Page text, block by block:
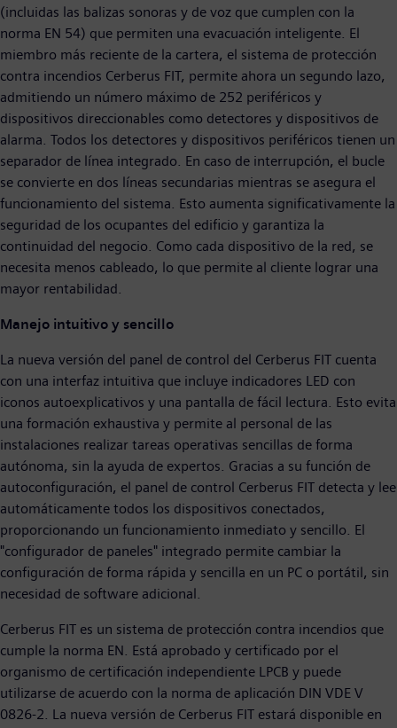
(incluidas las balizas sonoras y de voz que cumplen con la
norma EN 54) que permiten una evacuación inteligente. El
miembro más reciente de la cartera, el sistema de protección
contra incendios Cerberus FIT, permite ahora un segundo lazo,
admitiendo un número máximo de 252 periféricos y
dispositivos direccionables como detectores y dispositivos de
alarma. Todos los detectores y dispositivos periféricos tienen un
separador de línea integrado. En caso de interrupción, el bucle
se convierte en dos líneas secundarias mientras se asegura el
funcionamiento del sistema. Esto aumenta significativamente la
seguridad de los ocupantes del edificio y garantiza la
continuidad del negocio. Como cada dispositivo de la red, se
necesita menos cableado, lo que permite al cliente lograr una
mayor rentabilidad.
Manejo intuitivo y sencillo
La nueva versión del panel de control del Cerberus FIT cuenta
con una interfaz intuitiva que incluye indicadores LED con
iconos autoexplicativos y una pantalla de fácil lectura. Esto evita
una formación exhaustiva y permite al personal de las
instalaciones realizar tareas operativas sencillas de forma
autónoma, sin la ayuda de expertos. Gracias a su función de
autoconfiguración, el panel de control Cerberus FIT detecta y lee
automáticamente todos los dispositivos conectados,
proporcionando un funcionamiento inmediato y sencillo. El
"configurador de paneles" integrado permite cambiar la
configuración de forma rápida y sencilla en un PC o portátil, sin
necesidad de software adicional.
Cerberus FIT es un sistema de protección contra incendios que
cumple la norma EN. Está aprobado y certificado por el
organismo de certificación independiente LPCB y puede
utilizarse de acuerdo con la norma de aplicación DIN VDE V
0826-2. La nueva versión de Cerberus FIT estará disponible en